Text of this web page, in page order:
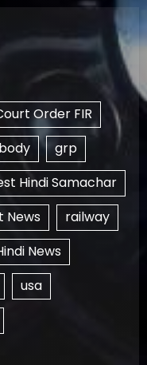
Order FIR
grp
Hindi Samachar
News
railway
News
usa